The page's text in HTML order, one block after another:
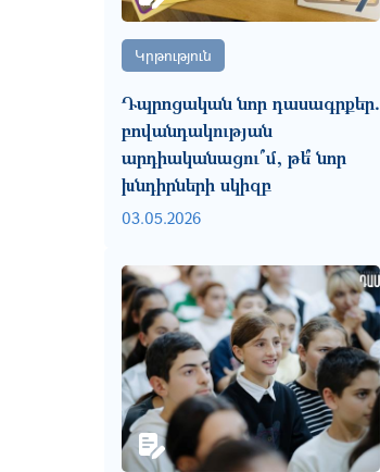
Կրթություն
Դպրոցական նոր դասագրքեր․
բովանդակության
արդիականացու՞մ, թե՞ նոր
խնդիրների սկիզբ
03.05.2026